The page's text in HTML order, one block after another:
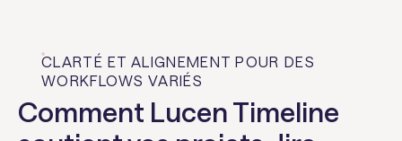
CLARTÉ ET ALIGNEMENT POUR DES
WORKFLOWS VARIÉS
Comment Lucen Timeline